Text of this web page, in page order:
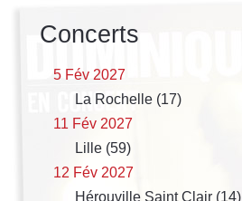
Concerts
5 Fév 2027
La Rochelle (17)
11 Fév 2027
Lille (59)
12 Fév 2027
Hérouville Saint Clair (14)